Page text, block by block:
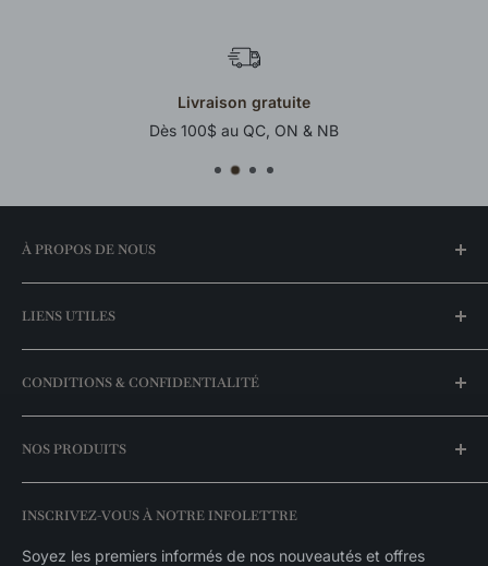
Livraison gratuite
Dès 100$ au QC, ON & NB
À PROPOS DE NOUS
Notre histoire
Trouvez une boutique
FAQ
Meilleurs prix garantis
LIENS UTILES
Mon compte
Espace entrepreneurs
Nos promotions
Nos marques
Catalogue exclusivités
CONDITIONS & CONFIDENTIALITÉ
Livraison & expédition
Politique de retour
Politique de disponibilité des stocks
Politique de confidentialité
NOS PRODUITS
Luminaires suspendus
Appliques murales
Luminaires extérieurs
INSCRIVEZ-VOUS À NOTRE INFOLETTRE
Soyez les premiers informés de nos nouveautés et offres